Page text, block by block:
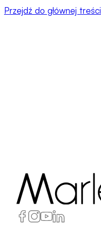
Przejdź do głównej treści